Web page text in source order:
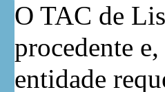
O TAC de
procedente
entidade